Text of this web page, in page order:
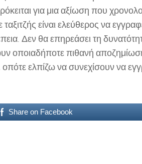
για μια αξίωση που
είναι ελεύθερος να
Δεν θα επηρεάσει τη
οποιαδήποτε πιθανή
ελπίζω να συνεχίσουν να
Share on Facebook